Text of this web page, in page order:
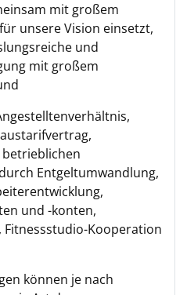
mit großem
unsere Vision einsetzt,
und
mit großem
betrieblichen
Entgeltumwandlung,
und -konten,
Kooperation
können je nach